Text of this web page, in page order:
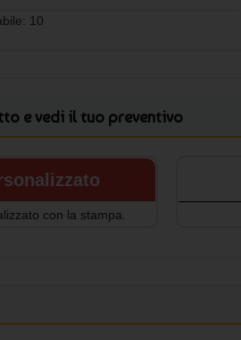
10
e vedi il tuo preventivo
con la stampa.